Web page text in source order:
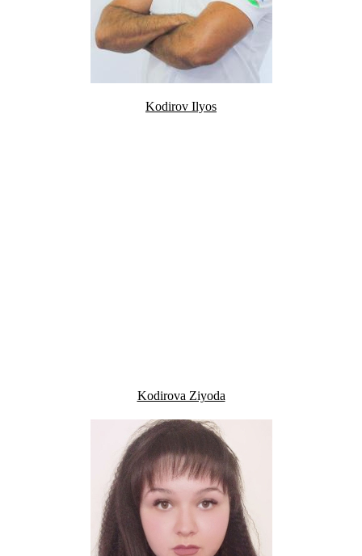
Kodirov Ilyos
Kodirova Ziyoda